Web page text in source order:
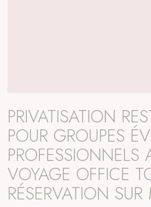
PRIVATISATION
POUR GROUPES
PROFESSIONNELS
VOYAGE OFFICE
RÉSERVATION SUR